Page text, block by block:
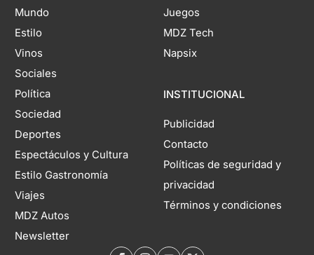
Mundo
Estilo
Vinos
Sociales
Política
Sociedad
Deportes
Espectáculos y Cultura
Estilo Gastronomía
Viajes
MDZ Autos
Newsletter
Juegos
MDZ Tech
Napsix
INSTITUCIONAL
Publicidad
Contacto
Políticas de seguridad y
privacidad
Términos y condiciones